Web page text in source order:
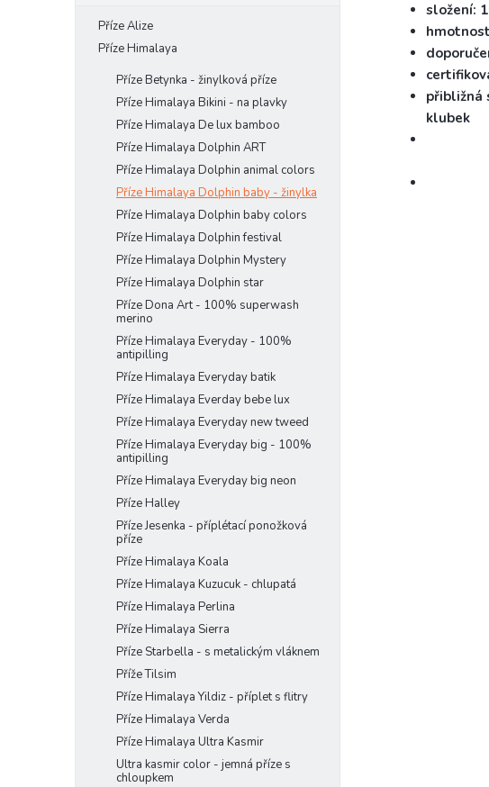
Příze Alize
Příze Himalaya
Příze Betynka - žinylková příze
Příze Himalaya Bikini - na plavky
Příze Himalaya De lux bamboo
Příze Himalaya Dolphin ART
Příze Himalaya Dolphin animal colors
Příze Himalaya Dolphin baby - žinylka
Příze Himalaya Dolphin baby colors
Příze Himalaya Dolphin festival
Příze Himalaya Dolphin Mystery
Příze Himalaya Dolphin star
Příze Dona Art - 100% superwash
merino
Příze Himalaya Everyday - 100%
antipilling
Příze Himalaya Everyday batik
Příze Himalaya Everday bebe lux
Příze Himalaya Everyday new tweed
Příze Himalaya Everyday big - 100%
antipilling
Příze Himalaya Everyday big neon
Příze Halley
Příze Jesenka - příplétací ponožková
příze
Příze Himalaya Koala
Příze Himalaya Kuzucuk - chlupatá
Příze Himalaya Perlina
Příze Himalaya Sierra
Příze Starbella - s metalickým vláknem
Příže Tilsim
Příze Himalaya Yildiz - příplet s flitry
Příze Himalaya Verda
Příze Himalaya Ultra Kasmir
Ultra kasmir color - jemná příze s
chloupkem
složení:
přibližná
klubek